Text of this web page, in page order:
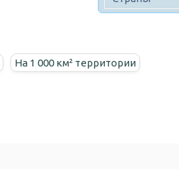
На 1 000 км² территории